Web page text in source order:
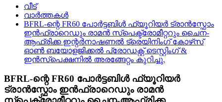
വീട്
വാർത്തകൾ
BFRL-ന്റെ FR60 പോർട്ടബിൾ ഫ്യൂറിയർ ട്രാൻസ്ഫോം
ഇൻഫ്രാറെഡും രാമൻ സ്പെക്ട്രോമീറ്ററും ചൈന-
ആഫ്രിക്ക ഇന്റർനാഷണൽ ട്രെയിനിംഗ് കോഴ്‌സ്
ഓൺ ബയോളജിക്കൽ പ്രോഡക്റ്റ് ടെസ്റ്റിംഗ് &
ഇൻസ്പെക്ഷനിൽ അരങ്ങേറ്റം കുറിച്ചു.
BFRL-ന്റെ FR60 പോർട്ടബിൾ ഫ്യൂറിയർ
ട്രാൻസ്ഫോം ഇൻഫ്രാറെഡും രാമൻ